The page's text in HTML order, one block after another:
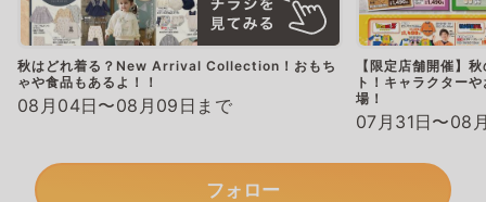
秋はどれ着る？New Arrival Collection！おもち
ゃや食品もあるよ！！
08月04日〜08月09日まで
【限定店舗開催】
ト！キャラクター
場！
07月31日〜08
フォロー